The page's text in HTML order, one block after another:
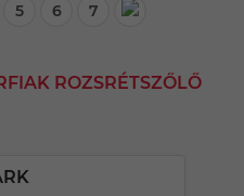
5 6 7
ROZSRÉTSZŐLŐ